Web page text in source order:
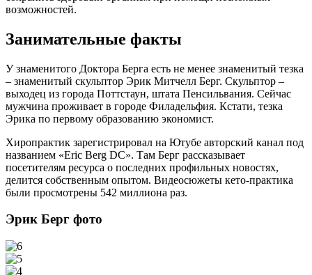
возможностей.
Занимательные факты
У знаменитого Доктора Берга есть не менее знаменитый тезка
– знаменитый скульптор Эрик Митчелл Берг. Скульптор –
выходец из города Поттстаун, штата Пенсильвания. Сейчас
мужчина проживает в городе Филадельфия. Кстати, тезка
Эрика по первому образованию экономист.
Хиропрактик зарегистрировал на Ютубе авторский канал под
названием «Eric Berg DC». Там Берг рассказывает
посетителям ресурса о последних профильных новостях,
делится собственным опытом. Видеосюжеты кето-практика
были просмотрены 542 миллиона раз.
Эрик Берг фото